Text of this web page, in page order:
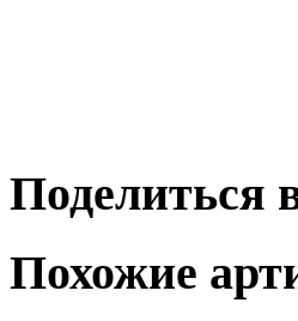
Поделиться
Похожие